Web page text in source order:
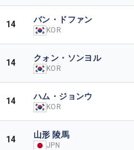
14 バン・ドファン
KOR
14 クォン・ソンヨル
KOR
14 ハム・ジョンウ
KOR
14 山形 陵馬
JPN